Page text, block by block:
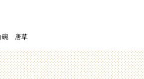
碗 唐草